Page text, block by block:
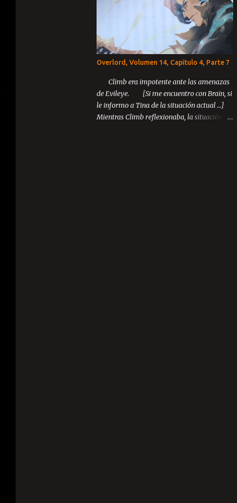
Parte 3 ...
Overlord, Volumen 14, Capitulo 4, Parte 7
Climb era impotente ante las amenazas
de Evileye. {Si me encuentro con Brain, si
le informo a Tina de la situación actual ...}
Mientras Climb reflexionaba, la situación